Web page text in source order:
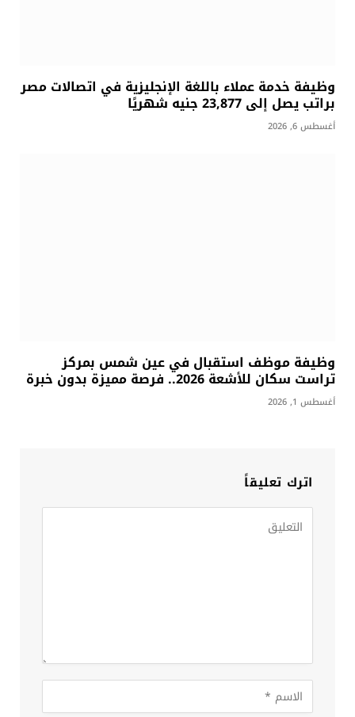
وظيفة خدمة عملاء باللغة الإنجليزية في اتصالات مصر
براتب يصل إلى 23,877 جنيه شهريًا
أغسطس 6, 2026
وظيفة موظف استقبال في عين شمس بمركز
تراست سكان للأشعة 2026.. فرصة مميزة بدون خبرة
أغسطس 1, 2026
اترك تعليقاً